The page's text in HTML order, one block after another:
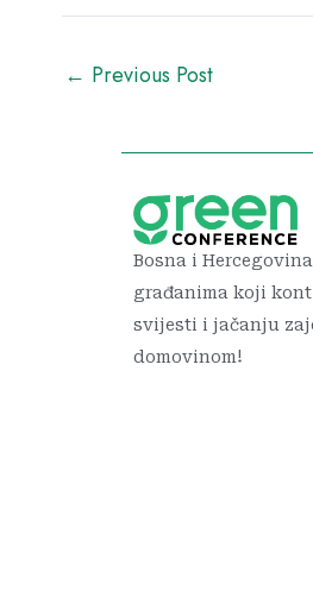
← Previous Post
Bosna i
građanima koji
svijesti i jačanju
domovinom!